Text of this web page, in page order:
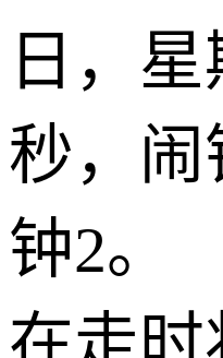
日，
秒，闹
钟2。